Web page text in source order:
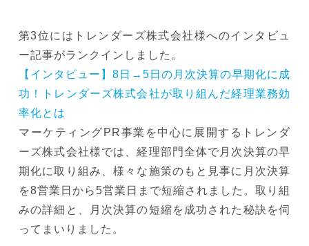
第3位にはトレンダーズ株式会社様へのインタビュ
ー記事がランクインしました。
【インタビュー】8日→5日の月次決算の早期化に成
功！トレンダーズ株式会社が取り組んだ経理業務効
率化とは
マーケティングPR事業を中心に展開するトレンダ
ーズ株式会社様では、経理部門全体で月次決算の早
期化に取り組み、様々な施策のもと見事に月次決算
を8営業日から5営業日まで短縮されました。取り組
みの詳細と、月次決算の短縮を成功された秘訣を伺
ってまいりました。